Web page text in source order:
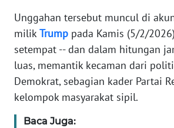
Unggahan tersebut muncul di
milikTrump pada Kamis (5/2/
setempat -- dan dalam hitungan
luas, memantik kecaman dari
Demokrat, sebagian kader Partai
kelompok masyarakat sipil.
Baca Juga:
INFO
IKLAN
TENTANG
PEDOMAN
MEDIA